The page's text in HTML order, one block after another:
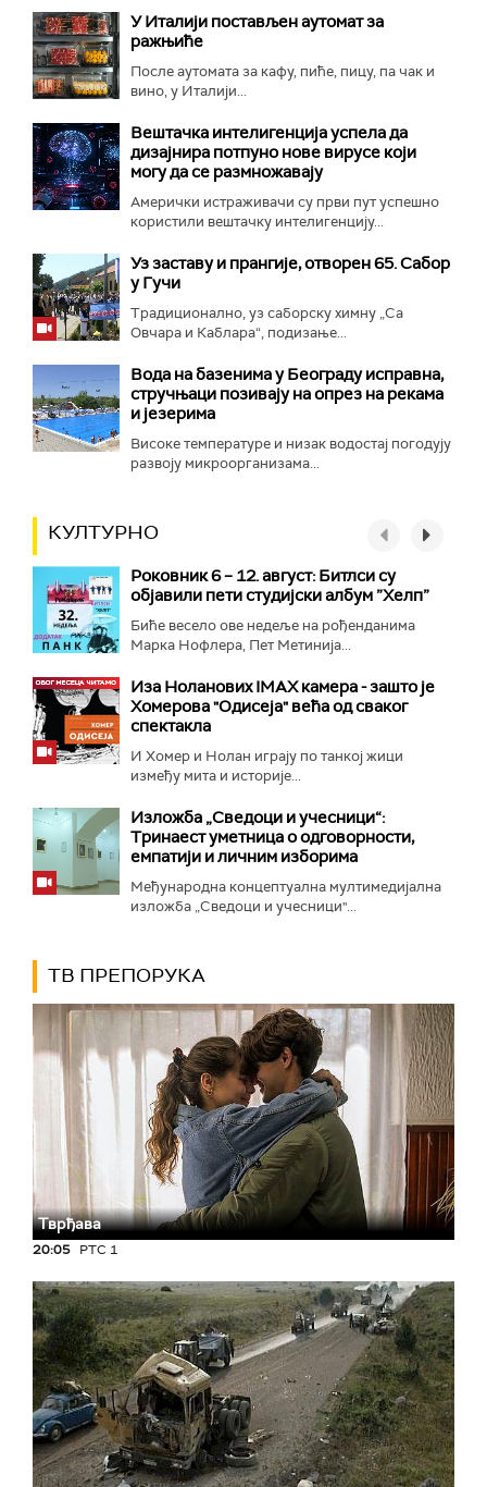
У Италији постављен аутомат за
ражњиће
После аутомата за кафу, пиће, пицу, па чак и
вино, у Италији...
Вештачка интелигенција успела да
дизајнира потпуно нове вирусе који
могу да се размножавају
Амерички истраживачи су први пут успешно
користили вештачку интелигенцију...
Уз заставу и прангије, отворен 65. Сабор
у Гучи
Традиционално, уз саборску химну „Са
Овчара и Каблара“, подизање...
Вода на базенима у Београду исправна,
стручњаци позивају на опрез на рекама
и језерима
Високе температуре и низак водостај погодују
развоју микроорганизама...
КУЛТУРНО
Роковник 6 – 12. август: Битлси су
објавили пети студијски албум ”Хелп”
Биће весело ове недеље на рођенданима
Марка Нофлера, Пет Метинија...
Иза Ноланових IMAX камера - зашто је
Хомерова "Одисеја" већа од сваког
спектакла
И Хомер и Нолан играју по танкој жици
између мита и историје...
Изложба „Сведоци и учесници“:
Тринаест уметница о одговорности,
емпатији и личним изборима
Међународна концептуална мултимедијална
изложба „Сведоци и учесници"...
ТВ ПРЕПОРУКА
Тврђава
20:05 РТС 1